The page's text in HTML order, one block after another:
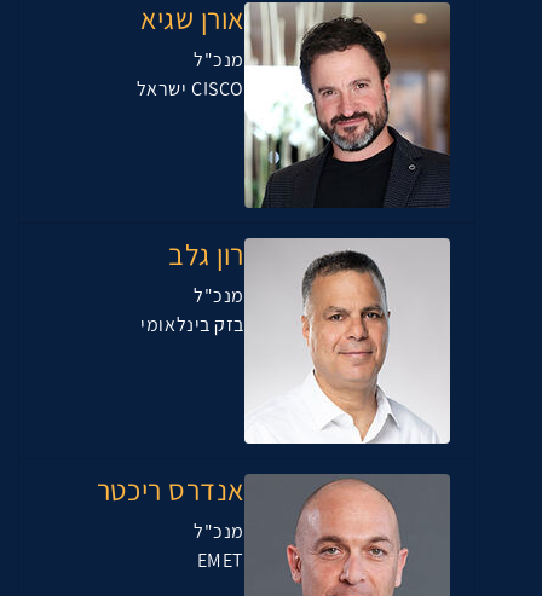
אורן שגיא
מנכ"ל
CISCO ישראל
רון גלב
מנכ"ל
בזק בינלאומי
אנדרס ריכטר
מנכ"ל
EMET